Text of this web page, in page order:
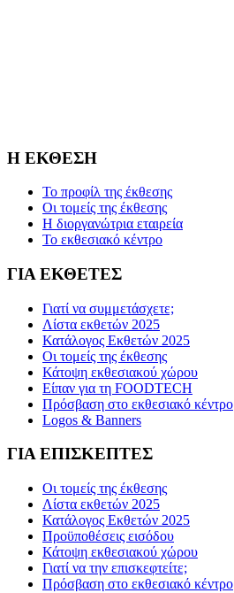
Η ΕΚΘΕΣΗ
Το προφίλ της έκθεσης
Οι τομείς της έκθεσης
Η διοργανώτρια εταιρεία
Το εκθεσιακό κέντρο
ΓΙΑ ΕΚΘΕΤΕΣ
Γιατί να συμμετάσχετε;
Λίστα εκθετών 2025
Κατάλογος Εκθετών 2025
Οι τομείς της έκθεσης
Κάτοψη εκθεσιακού χώρου
Είπαν για τη FOODTECH
Πρόσβαση στο εκθεσιακό κέντρο
Logos & Banners
ΓΙΑ ΕΠΙΣΚΕΠΤΕΣ
Οι τομείς της έκθεσης
Λίστα εκθετών 2025
Κατάλογος Εκθετών 2025
Προϋποθέσεις εισόδου
Κάτοψη εκθεσιακού χώρου
Γιατί να την επισκεφτείτε;
Πρόσβαση στο εκθεσιακό κέντρο